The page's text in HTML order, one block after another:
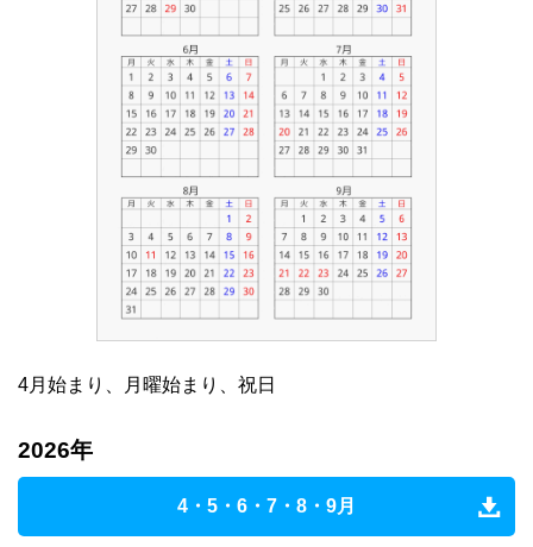
4月始まり、月曜始まり、祝日
2026年
4・5・6・7・8・9月